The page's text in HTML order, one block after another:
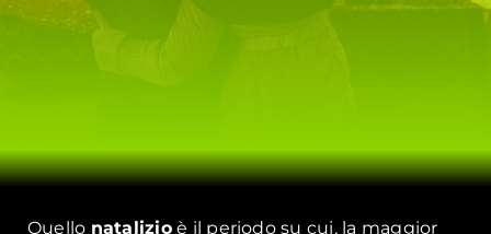
Quello natalizioè il periodo su cui, la maggior